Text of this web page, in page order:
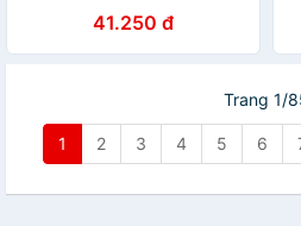
41.250 đ
Trang 1/
1 2 3 4 5 6